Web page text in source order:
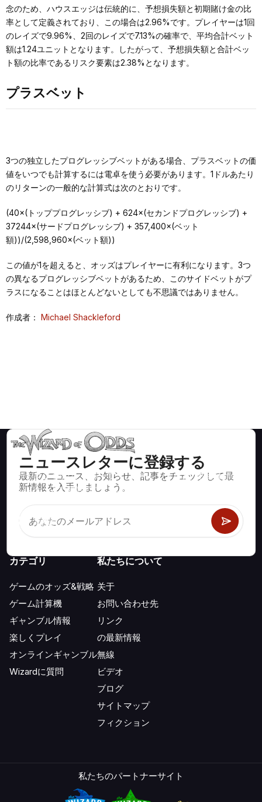
念のため、ハウスエッジは伝統的に、予想損失額と初期賭け金の比
率として定義されており、この場合は2.96%です。プレイヤーは1回
のレイズで9.96%、2回のレイズで7.13%の確率で、平均合計ベット
額は1.24ユニットとなります。したがって、予想損失額と合計ベッ
ト額の比率であるリスク要素は2.38%となります。
プラスベット
3つの独立したプログレッシブベットがある場合、プラスベットの価
値をいつでも計算するには電卓を使う必要があります。1ドルあたり
のリターンの一般的な計算式は次のとおりです。
(40×(トッププログレッシブ) + 624×(セカンドプログレッシブ) +
37244×(サードプログレッシブ) + 357,400×(ベット
額))/(2,598,960×(ベット額))
この値が1を超えると、オッズはプレイヤーに有利になります。3つ
の異なるプログレッシブベットがあるため、このサイドベットがプ
ラスになることはほとんどないとしても不思議ではありません。
作成者： Michael Shackleford
ニュースレターに登録する
最新のニュース、お知らせ、記事をチェックして最
新情報を入手しましょう。
ブラックジャック、クラップス、ルーレットなど、数百種類の
カジノゲームで数学的に正しい戦略と情報。
カテゴリ
ゲームのオッズ&戦略
ゲーム計算機
ギャンブル情報
楽しくプレイ
オンラインギャンブル
Wizardに質問
私たちについて
关于
お問い合わせ先
リンク
の最新情報
無線
ビデオ
ブログ
サイトマップ
フィクション
私たちのパートナーサイト